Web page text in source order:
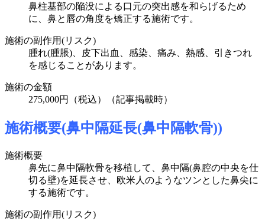
鼻柱基部の陥没による口元の突出感を和らげるため
に、鼻と唇の角度を矯正する施術です。
施術の副作用(リスク)
腫れ(腫脹)、皮下出血、感染、痛み、熱感、引きつれ
を感じることがあります。
施術の金額
275,000円（税込）
（記事掲載時）
施術概要(鼻中隔延長(鼻中隔軟骨))
施術概要
鼻先に鼻中隔軟骨を移植して、鼻中隔(鼻腔の中央を仕
切る壁)を延長させ、欧米人のようなツンとした鼻尖に
する施術です。
施術の副作用(リスク)